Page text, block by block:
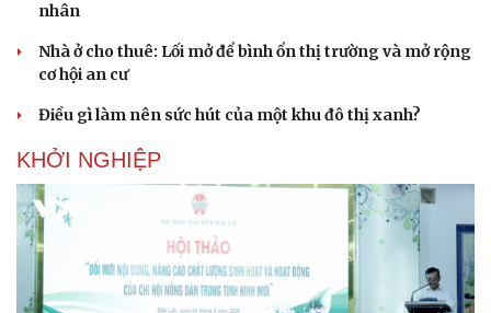
nhân
Nhà ở cho thuê: Lối mở để bình ổn thị trường và mở rộng
cơ hội an cư
Điều gì làm nên sức hút của một khu đô thị xanh?
KHỞI NGHIỆP